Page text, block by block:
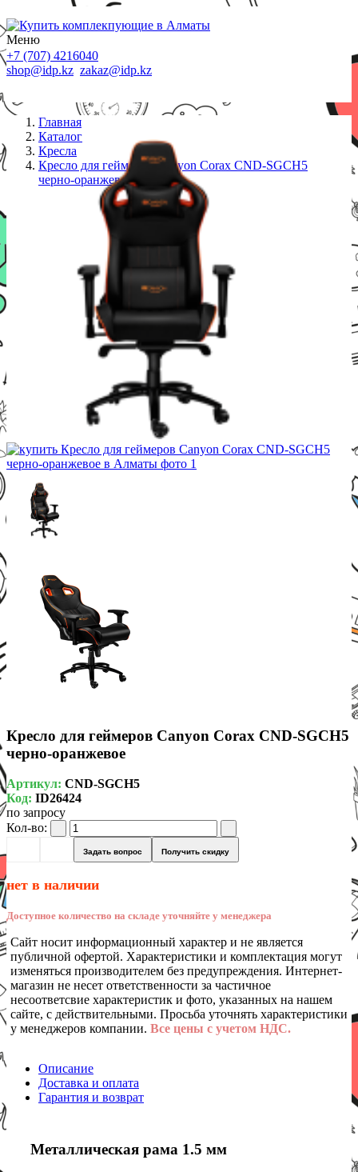
Меню
+7 (707) 4216040
shop@idp.kz zakaz@idp.kz
Главная
Каталог
Кресла
Кресло для геймеров Canyon Corax CND-SGCH5
черно-оранжевое
Кресло для геймеров Canyon Corax CND-SGCH5
черно-оранжевое
Артикул: CND-SGCH5
Код: ID26424
по запросу
Кол-во:
Задать вопрос Получить скидку
нет в наличии
Доступное количество на складе уточняйте у менеджера
Сайт носит информационный характер и не является
публичной офертой. Характеристики и комплектация могут
изменяться производителем без предупреждения. Интернет-
магазин не несет ответственности за частичное
несоответсвие характеристик и фото, указанных на нашем
сайте, с действительными. Просьба уточнять характеристики
у менеджеров компании. Все цены с учетом НДС.
Описание
Доставка и оплата
Гарантия и возврат
Металлическая рама 1.5 мм